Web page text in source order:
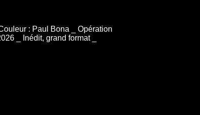
: Paul Bona _ Opération
_ Inédit, grand format _